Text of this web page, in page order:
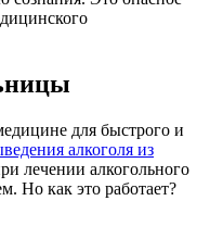
для быстрого и
алкоголя из
лечении алкогольного
Но как это работает?